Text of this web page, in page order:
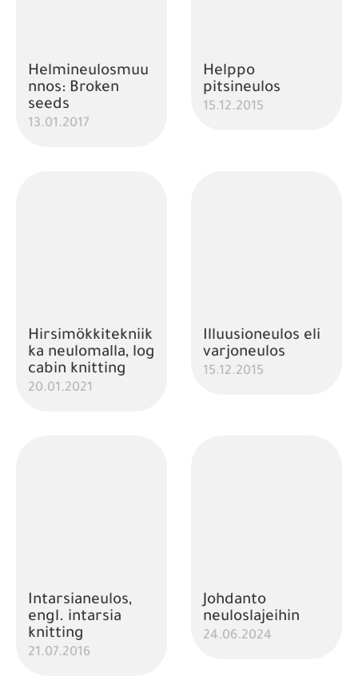
Helmineulosmuu
nnos: Broken
seeds
13.01.2017
Helppo
pitsineulos
15.12.2015
Hirsimökkitekniik
ka neulomalla, log
cabin knitting
20.01.2021
Illuusioneulos eli
varjoneulos
15.12.2015
Intarsianeulos,
engl. intarsia
knitting
21.07.2016
Johdanto
neuloslajeihin
24.06.2024